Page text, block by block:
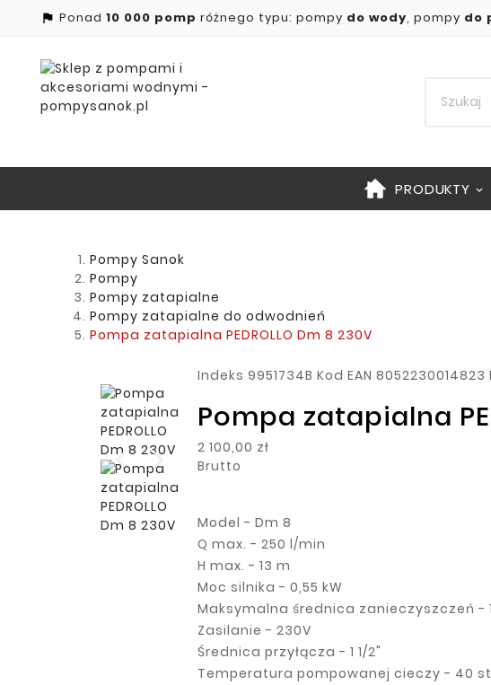
 Ponad 10 000 pomp różnego typu: pompy do wody, pompy do
PRODUKTY
Pompy Sanok
Pompy
Pompy zatapialne
Pompy zatapialne do odwodnień
Pompa zatapialna PEDROLLO Dm 8 230V
Indeks 9951734B Kod EAN 8052230014823
Pompa zatapialna
2 100,00 zł
Brutto
Model - Dm 8
Q max. - 250 l/min
H max. - 13 m
Moc silnika - 0,55 kW
Maksymalna średnica zanieczyszczeń -
Zasilanie - 230V
Średnica przyłącza - 1 1/2"
Temperatura pompowanej cieczy - 40